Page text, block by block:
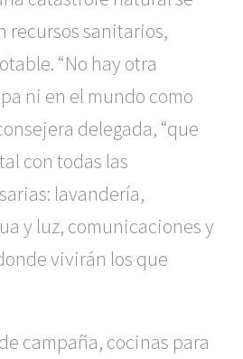
recursossanitarios,
“No hay otra
ni en el mundo como
delegada, “que
con todas las
lavandería,
y luz, comunicaciones y
vivirán los que
campaña, cocinas para